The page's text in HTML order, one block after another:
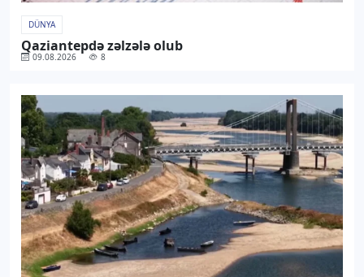
DÜNYA
Qaziantepdə zəlzələ olub
09.08.2026 8